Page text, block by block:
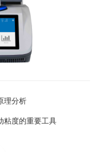
理分析
粘度的重要工具